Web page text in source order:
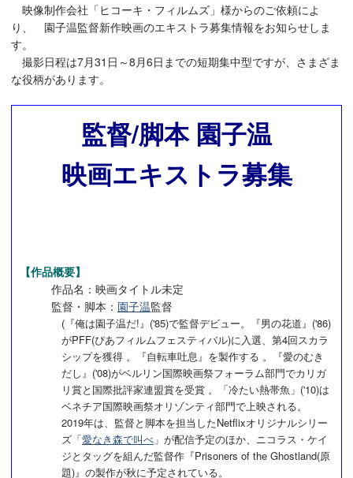
映像制作会社「ヒコーキ・フィルムズ」様からのご依頼によ
り、 園子温監督新作映画のエキストラ募集情報をお知らせしま
す。
撮影日程は7月31日～8月6日までの短期集中型ですが、さまざま
な役柄があります。
監督/脚本 園子温
映画エキストラ募集
【作品概要】
作品名：映画タイトル未定
監督・脚本： 園子温監督
(『俺は園子温だ!』('85)で監督デビュー。『男の花道』('86)
がPFF(ぴあフィルムフェスティバル)に入選、第4回スカラ
シップを獲得 。『自転車吐息』を製作する 。『愛のむき
だし』('08)がベルリン国際映画祭フォーラム部門でカリガ
リ賞と国際批評家連盟賞を受賞 。「冷たい熱帯魚」('10)は
ベネチア国際映画祭オリゾンティ部門で上映される。
2019年は、監督と脚本を担当したNetflixオリジナルシリー
ズ「愛なき森で叫べ 」が配信予定のほか、ニコラス・ケイ
ジとタッグを組んだ監督作『Prisoners of the Ghostland(原
題)』の製作が秋に予定されている。